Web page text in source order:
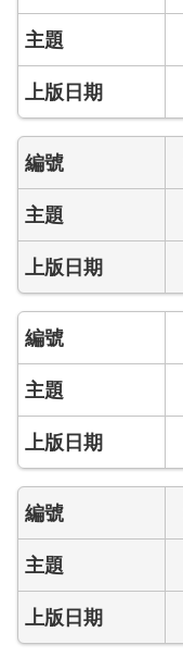
保
護
專
區
性
別
主
流
化
專
區
申
請
案
件
火
災
搶
救
困
難
地
區、